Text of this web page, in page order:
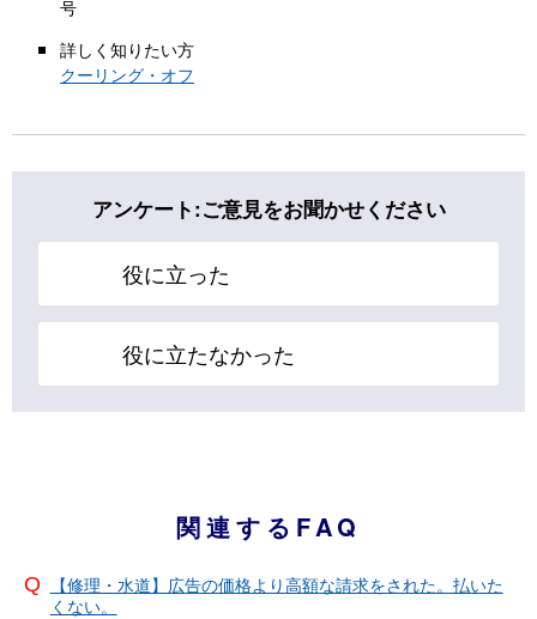
号
詳しく知りたい方
クーリング・オフ
アンケート:ご意見をお聞かせください
役に立った
役に立たなかった
関連するFAQ
【修理・水道】広告の価格より高額な請求をされた。払いた
くない。